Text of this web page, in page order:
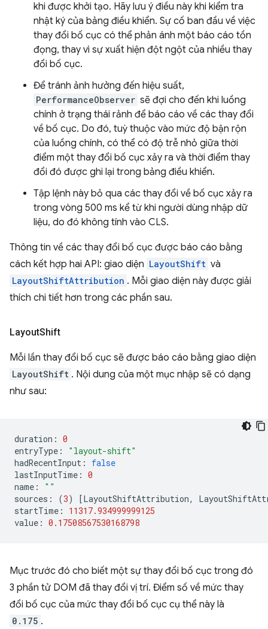
khi được khởi tạo. Hãy lưu ý điều này khi kiểm tra
nhật ký của bảng điều khiển. Sự cố ban đầu về việc
thay đổi bố cục có thể phản ánh một báo cáo tồn
đọng, thay vì sự xuất hiện đột ngột của nhiều thay
đổi bố cục.
Để tránh ảnh hưởng đến hiệu suất,
PerformanceObserver sẽ đợi cho đến khi luồng
chính ở trạng thái rảnh để báo cáo về các thay đổi
về bố cục. Do đó, tuỳ thuộc vào mức độ bận rộn
của luồng chính, có thể có độ trễ nhỏ giữa thời
điểm một thay đổi bố cục xảy ra và thời điểm thay
đổi đó được ghi lại trong bảng điều khiển.
Tập lệnh này bỏ qua các thay đổi về bố cục xảy ra
trong vòng 500 ms kể từ khi người dùng nhập dữ
liệu, do đó không tính vào CLS.
Thông tin về các thay đổi bố cục được báo cáo bằng
cách kết hợp hai API: giao diện LayoutShift và
LayoutShiftAttribution . Mỗi giao diện này được giải
thích chi tiết hơn trong các phần sau.
LayoutShift
Mỗi lần thay đổi bố cục sẽ được báo cáo bằng giao diện
LayoutShift . Nội dung của một mục nhập sẽ có dạng
như sau:
duration : 0
entryType :
"layout-shift"
hadRecentInput :
false
lastInputTime : 0
name :
""
sources : (3) [LayoutShiftAttribution,
startTime :
11317.934999999125
value : 0.17508567530168798
Mục trước đó cho biết một sự thay đổi bố cục trong đó
3 phần tử DOM đã thay đổi vị trí. Điểm số về mức thay
đổi bố cục của mức thay đổi bố cục cụ thể này là
0.175 .